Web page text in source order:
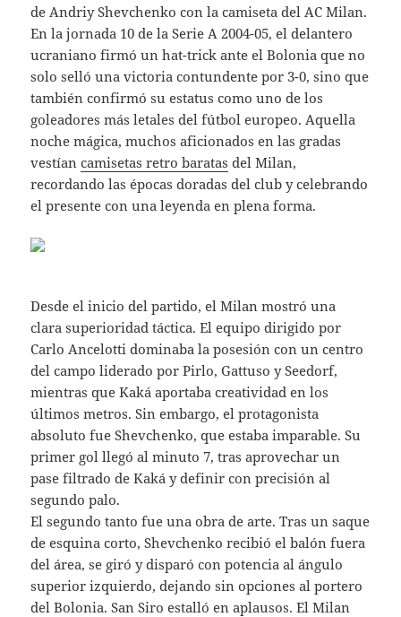
de Andriy Shevchenko con la camiseta del AC Milan.
En la jornada 10 de la Serie A 2004-05, el delantero
ucraniano firmó un hat-trick ante el Bolonia que no
solo selló una victoria contundente por 3-0, sino que
también confirmó su estatus como uno de los
goleadores más letales del fútbol europeo. Aquella
noche mágica, muchos aficionados en las gradas
vestíancamisetas retro baratas del Milan,
recordando las épocas doradas del club y celebrando
el presente con una leyenda en plena forma.
Desde el inicio del partido, el Milan mostró una
clara superioridad táctica. El equipo dirigido por
Carlo Ancelotti dominaba la posesión con un centro
del campo liderado por Pirlo, Gattuso y Seedorf,
mientras que Kaká aportaba creatividad en los
últimos metros. Sin embargo, el protagonista
absoluto fue Shevchenko, que estaba imparable. Su
primer gol llegó al minuto 7, tras aprovechar un
pase filtrado de Kaká y definir con precisión al
segundo palo.
El segundo tanto fue una obra de arte. Tras un saque
de esquina corto, Shevchenko recibió el balón fuera
del área, se giró y disparó con potencia al ángulo
superior izquierdo, dejando sin opciones al portero
del Bolonia. San Siro estalló en aplausos. El Milan